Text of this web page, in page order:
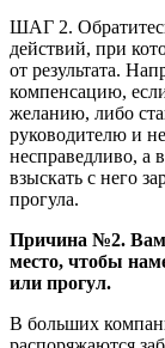
ШАГ 2.
действий, при
от результата.
компенсацию,
желанию, либо
руководителю и
несправедливо, а
взыскать с него
прогула.
Причина №2. Вам
место, чтобы
или прогул.
В больших